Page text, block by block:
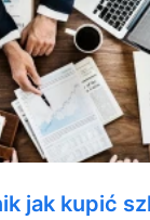
jak kupić